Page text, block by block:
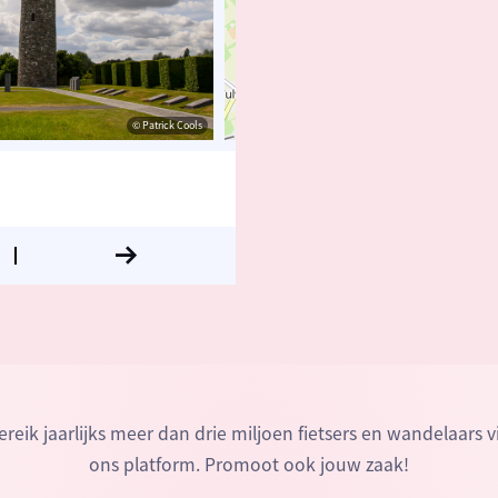
© Patrick Cools
jaarlijks meer dan drie miljoen fietsers en wandelaars
ons platform. Promoot ook jouw zaak!